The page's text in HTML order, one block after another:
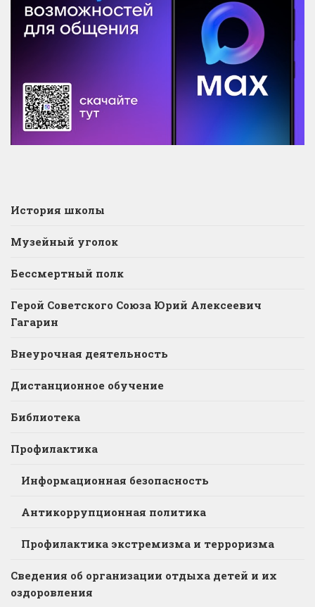
История школы
Музейный уголок
Бессмертный полк
Герой Советского Союза Юрий Алексеевич
Гагарин
Внеурочная деятельность
Дистанционное обучение
Библиотека
Профилактика
Информационная безопасность
Антикоррупционная политика
Профилактика экстремизма и терроризма
Сведения об организации отдыха детей и их
оздоровления